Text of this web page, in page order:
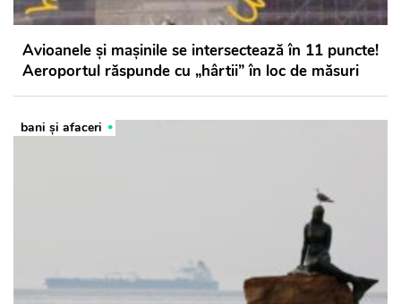
Avioanele și mașinile se intersectează în 11 puncte!
Aeroportul răspunde cu „hârtii” în loc de măsuri
bani și afaceri